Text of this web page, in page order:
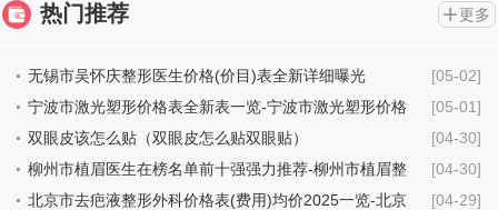
热门推荐 更多
[05-02]
无锡市吴怀庆整形医生价格(价目)表全新详细曝光
[05-01]
宁波市激光塑形价格表全新表一览-宁波市激光塑形价格
行情
[04-30]
双眼皮该怎么贴（双眼皮怎么贴双眼贴）
[04-30]
柳州市植眉医生在榜名单前十强强力推荐-柳州市植眉整
形医生
[04-29]
北京市去疤液整形外科价格表(费用)均价2025一览-北京